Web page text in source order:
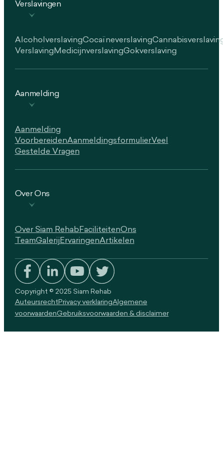
Verslavingen
AlcoholverslavingCocaïneverslaving
VerslavingMedicijnverslavingGokverslaving
Aanmelding
Aanmelding
VoorbereidenAanmeldingsformulierVeel
Gestelde Vragen
Over Ons
Over Siam Rehab FaciliteitenOns
TeamGalerij ErvaringenArtikelen
Copyright © 2025 Siam Rehab
Auteursrecht Privacy verklaringAlgemene
voorwaardenGebruiksvoorwaarden & disclaimer